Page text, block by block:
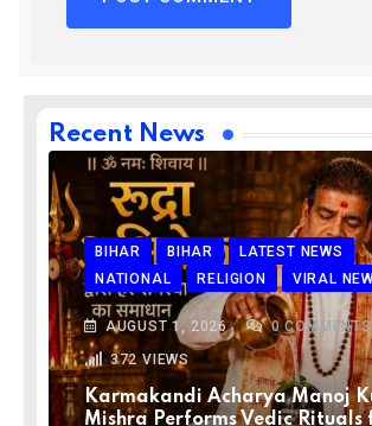
Recent News
BIHAR BIHAR
LATEST NEWS
NATIONAL
RELIGION VIRAL
AUGUST 1, 2026 0COMMENTS
372VIEWS
Karmakandi Acharya Manoj
Mishra Performs Vedic Rituals